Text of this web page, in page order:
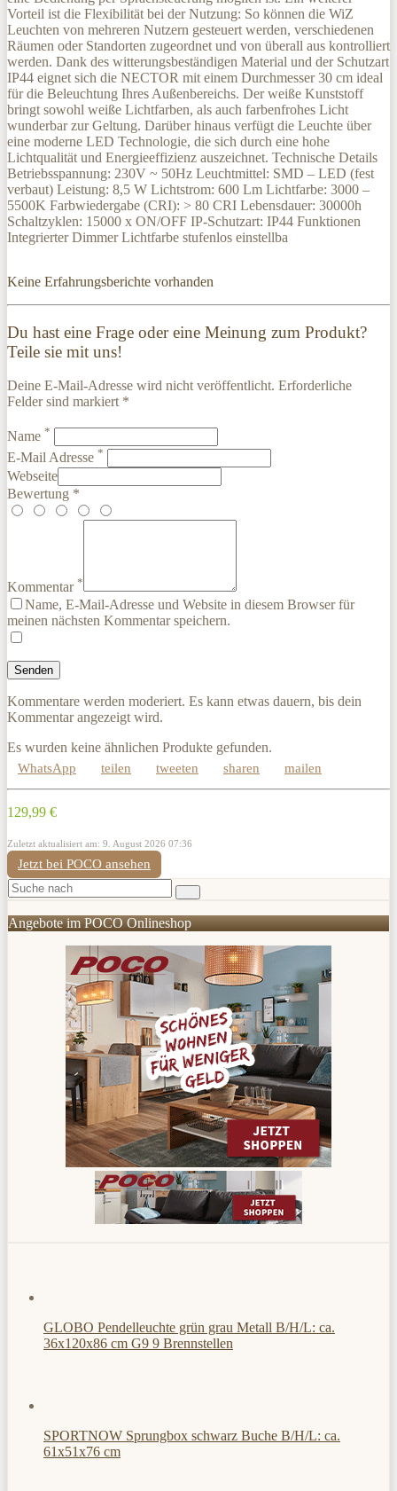
Vorteil ist die Flexibilität bei der Nutzung: So können die WiZ
Leuchten von mehreren Nutzern gesteuert werden, verschiedenen
Räumen oder Standorten zugeordnet und von überall aus kontrolliert
werden. Dank des witterungsbeständigen Material und der Schutzart
IP44 eignet sich die NECTOR mit einem Durchmesser 30 cm ideal
für die Beleuchtung Ihres Außenbereichs. Der weiße Kunststoff
bringt sowohl weiße Lichtfarben, als auch farbenfrohes Licht
wunderbar zur Geltung. Darüber hinaus verfügt die Leuchte über
eine moderne LED Technologie, die sich durch eine hohe
Lichtqualität und Energieeffizienz auszeichnet. Technische Details
Betriebsspannung: 230V ~ 50Hz Leuchtmittel: SMD – LED (fest
verbaut) Leistung: 8,5 W Lichtstrom: 600 Lm Lichtfarbe: 3000 –
5500K Farbwiedergabe (CRI): > 80 CRI Lebensdauer: 30000h
Schaltzyklen: 15000 x ON/OFF IP-Schutzart: IP44 Funktionen
Integrierter Dimmer Lichtfarbe stufenlos einstellba
Keine Erfahrungsberichte vorhanden
Du hast eine Frage oder eine Meinung zum Produkt?
Teile sie mit uns!
Deine E-Mail-Adresse wird nicht veröffentlicht. Erforderliche
Felder sind markiert *
Name *
E-Mail Adresse *
Webseite
Bewertung *
Kommentar *
Name, E-Mail-Adresse und Website in diesem Browser für
meinen nächsten Kommentar speichern.
Kommentare werden moderiert. Es kann etwas dauern, bis dein
Kommentar angezeigt wird.
Es wurden keine ähnlichen Produkte gefunden.
WhatsApp teilen tweeten sharen mailen
129,99 €
Zuletzt aktualisiert am: 9. August 2026 07:36
Jetzt bei POCO ansehen
Angebote im POCO Onlineshop
GLOBO Pendelleuchte grün grau Metall B/H/L: ca.
36x120x86 cm G9 9 Brennstellen
SPORTNOW Sprungbox schwarz Buche B/H/L: ca.
61x51x76 cm